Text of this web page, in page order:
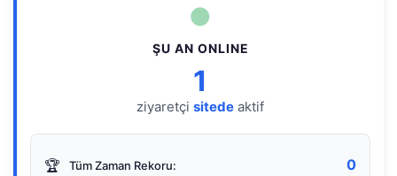
●
ŞU AN ONLINE
1
ziyaretçi sitede aktif
🏆 Tüm Zaman Rekoru: 0